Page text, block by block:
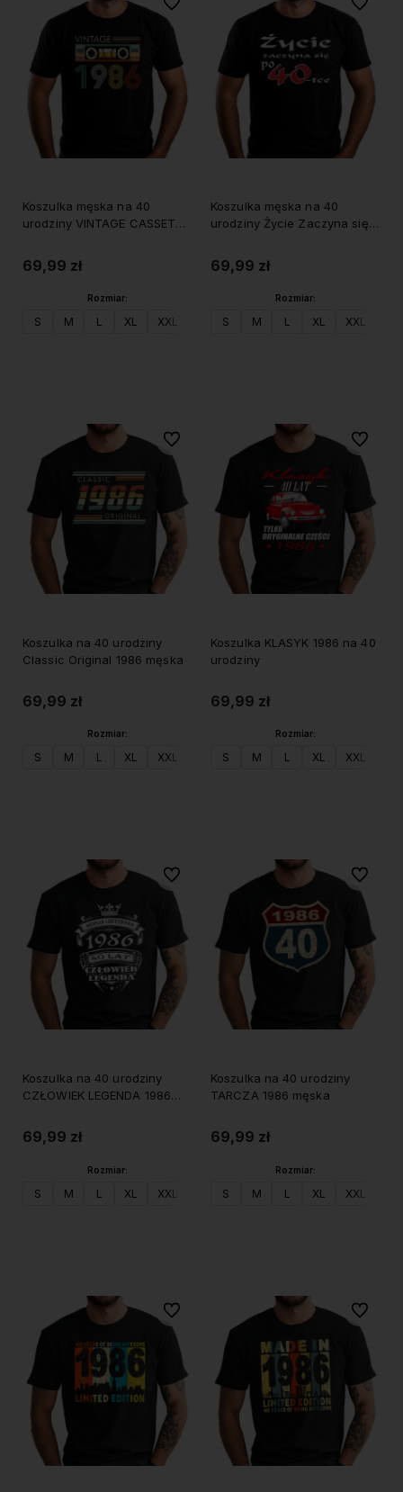
Koszulka męska na 40
urodziny VINTAGE CASSETTE
69,99 zł
Rozmiar:
S M L XL XXL
Koszulka męska na 40
urodziny Życie Zaczyna się
69,99 zł
Rozmiar:
S M L XL XXL
Koszulka na 40 urodziny
Classic Original 1986 męska
69,99 zł
Rozmiar:
S M L XL XXL
Do ulubionych
Koszulka KLASYK 1986 na 40
urodziny
69,99 zł
Rozmiar:
S M L XL XXL
Do
Koszulka na 40 urodziny
CZŁOWIEK LEGENDA 1986
69,99 zł
Rozmiar:
S M L XL XXL
Do ulubionych
Koszulka na 40 urodziny
TARCZA 1986 męska
69,99 zł
Rozmiar:
S M L XL XXL
Do
Do ulubionych Do